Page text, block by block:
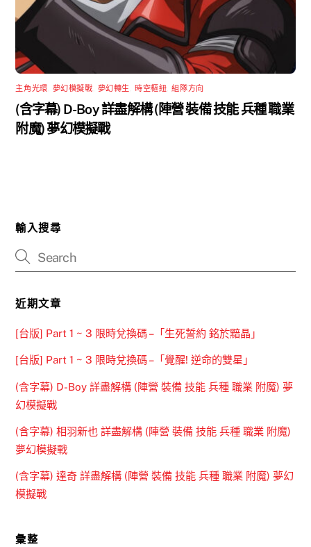
主角光環 夢幻模擬戰 夢幻轉生 時空樞紐 ,組隊方向
(含字幕) D-Boy 詳盡解構 (陣營 裝備 技能 兵種 職業
附魔) 夢幻模擬戰
輸入搜尋
近期文章
[台版] Part 1 ~ 3 限時兌換碼 –「生死誓約 銘於黯晶」
[台版] Part 1 ~ 3 限時兌換碼 –「覺醒! 逆命的雙星」
(含字幕) D-Boy 詳盡解構 (陣營 裝備 技能 兵種 職業 附魔) 夢
幻模擬戰
(含字幕) 相羽新也 詳盡解構 (陣營 裝備 技能 兵種 職業 附魔)
夢幻模擬戰
(含字幕) 達奇 詳盡解構 (陣營 裝備 技能 兵種 職業 附魔) 夢幻
模擬戰
彙整